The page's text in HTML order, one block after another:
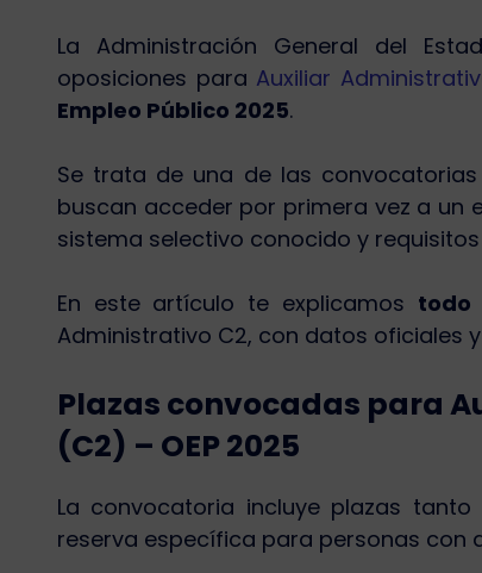
La Administración General del
oposiciones para Auxiliar
Empleo Público 2025.
Se trata de una de las
buscan acceder por primera vez a un
sistema selectivo conocido y
En este artículo te explicamos todo
Administrativo C2, con datos oficiales
Plazas convocadas para
(C2) – OEP 2025
La convocatoria incluye plazas
reserva específica para personas con